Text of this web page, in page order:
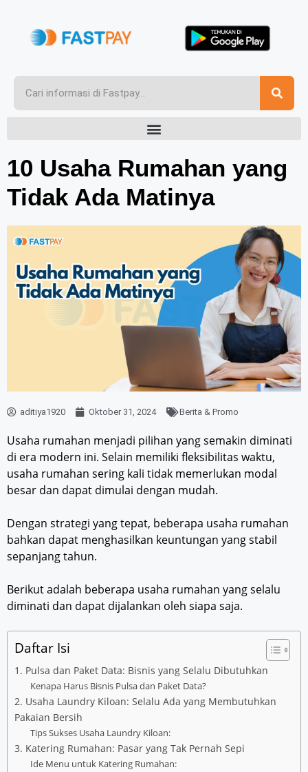
10 Usaha Rumahan yang
Tidak Ada Matinya
aditiya1920 Oktober 31, 2024 Berita & Promo
Usaha rumahan menjadi pilihan yang semakin diminati
di era modern ini. Selain memiliki fleksibilitas waktu,
usaha rumahan sering kali tidak memerlukan modal
besar dan dapat dimulai dengan mudah.
Dengan strategi yang tepat, beberapa usaha rumahan
bahkan dapat menghasilkan keuntungan yang stabil
sepanjang tahun.
Berikut adalah beberapa usaha rumahan yang selalu
diminati dan dapat dijalankan oleh siapa saja.
Daftar Isi
1. Pulsa dan Paket Data: Bisnis yang Selalu Dibutuhkan
Kenapa Harus Bisnis Pulsa dan Paket Data?
2. Usaha Laundry Kiloan: Selalu Ada yang Membutuhkan
Pakaian Bersih
Tips Sukses Usaha Laundry Kiloan:
3. Katering Rumahan: Pasar yang Tak Pernah Sepi
Ide Menu untuk Katering Rumahan: